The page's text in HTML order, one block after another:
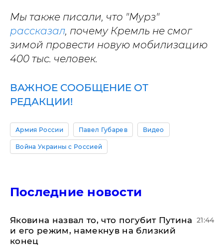
Мы также писали, что "Мурз"
рассказал, почему Кремль не смог
зимой провести новую мобилизацию
400 тыс. человек.
ВАЖНОЕ СООБЩЕНИЕ ОТ
РЕДАКЦИИ!
Армия России Павел Губарев Видео
Война Украины с Россией
Последние новости
Яковина назвал то, что погубит Путина
и его режим, намекнув на близкий
конец
21:44